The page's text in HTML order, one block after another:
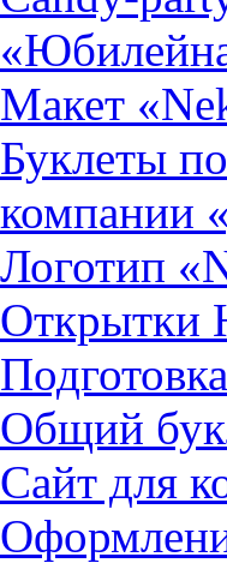
Макет
Буклеты
компании
Логотип
Общий
Сайт для